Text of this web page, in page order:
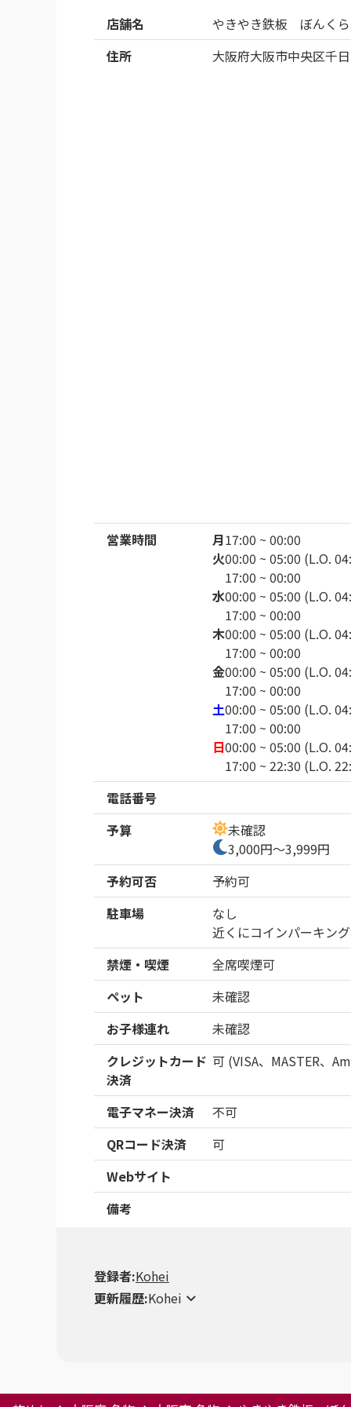
店舗名
やきやき鉄板 ぼんく
住所
大阪府大阪市中央区千
営業時間 月17:00 ~ 00:00
火00:00 ~ 05:00 (L.O.
17:00 ~ 00:00
水00:00 ~ 05:00 (L.O.
17:00 ~ 00:00
木00:00 ~ 05:00 (L.O.
17:00 ~ 00:00
金00:00 ~ 05:00 (L.O.
17:00 ~ 00:00
土00:00 ~ 05:00 (L.O.
17:00 ~ 00:00
日00:00 ~ 05:00 (L.O.
17:00 ~ 22:30 (L.O.
電話番号
予算
未確認
3,000円～3,999円
予約可否
予約可
駐車場
なし
近くにコインパーキン
禁煙・喫煙
全席喫煙可
ペット
未確認
お子様連れ
未確認
クレジットカード
決済
可 (VISA、MASTER、
電子マネー決済
不可
QRコード決済
可
Webサイト
備考
登録者:Kohei
更新履歴:Kohei